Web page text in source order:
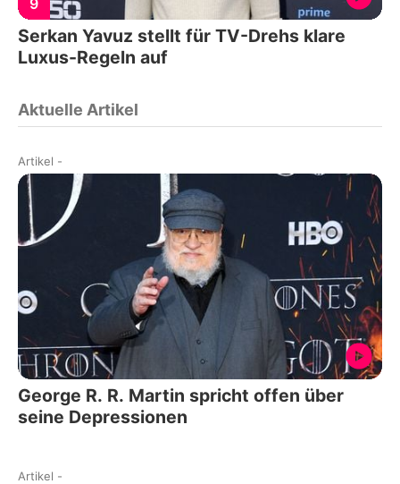
9
Serkan Yavuz stellt für TV-Drehs klare
Luxus-Regeln auf
Aktuelle Artikel
Artikel -
George R. R. Martin spricht offen über
seine Depressionen
Artikel -